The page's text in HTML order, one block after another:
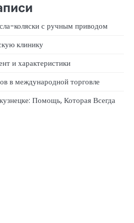
коляски с ручным приводом
клинику
и характеристики
в международной торговле
Помощь, Которая Всегда